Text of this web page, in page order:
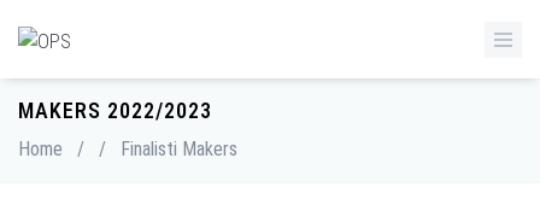
MAKERS 2022/2023
Home / / Finalisti Makers